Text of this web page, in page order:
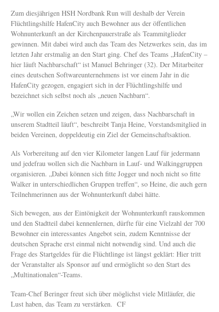
Zum diesjährigen HSH Nordbank Run will deshalb der Verein
Flüchtlingshilfe HafenCity auch Bewohner aus der öffentlichen
Wohnunterkunft an der Kirchenpauerstraße als Teammitglieder
gewinnen. Mit dabei wird auch das Team des Netzwerkes sein, das im
letzten Jahr erstmalig an den Start ging. Chef des Teams „HafenCity –
hier läuft Nachbarschaft“ ist Manuel Behringer (32). Der Mitarbeiter
eines deutschen Softwareunternehmens ist vor einem Jahr in die
HafenCity gezogen, engagiert sich in der Flüchtlingshilfe und
bezeichnet sich selbst noch als „neuen Nachbarn“.
„Wir wollen ein Zeichen setzen und zeigen, dass Nachbarschaft in
unserem Stadtteil läuft“, beschreibt Tanja Heine, Vorstandsmitglied in
beiden Vereinen, doppeldeutig ein Ziel der Gemeinschaftsaktion.
Als Vorbereitung auf den vier Kilometer langen Lauf für jedermann
und jedefrau wollen sich die Nachbarn in Lauf- und Walkinggruppen
organisieren. „Dabei können sich fitte Jogger und noch nicht so fitte
Walker in unterschiedlichen Gruppen treffen“, so Heine, die auch gern
Teilnehmerinnen aus der Wohnunterkunft dabei hätte.
Sich bewegen, aus der Eintönigkeit der Wohnunterkunft rauskommen
und den Stadtteil dabei kennenlernen, dürfte für eine Vielzahl der 700
Bewohner ein interessantes Angebot sein, zudem Kenntnisse der
deutschen Sprache erst einmal nicht notwendig sind. Und auch die
Frage des Startgeldes für die Flüchtlinge ist längst geklärt: Hier tritt
der Veranstalter als Sponsor auf und ermöglicht so den Start des
„Multinationalen“-Teams.
Team-Chef Beringer freut sich über möglichst viele Mitläufer, die
Lust haben, das Team zu verstärken. CF